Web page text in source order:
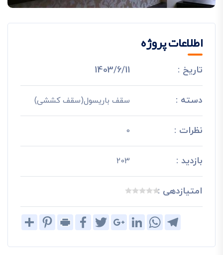
اطلاعات پروژه
تاریخ : 1403/6/11
دسته : سقف باریسول(سقف کششی)
نظرات : 0
بازدید : 203
امتیازدهی :
Share
PinterestPrint
FacebookTwitterGoogle+LinkedIn
WhatsAppTelegram